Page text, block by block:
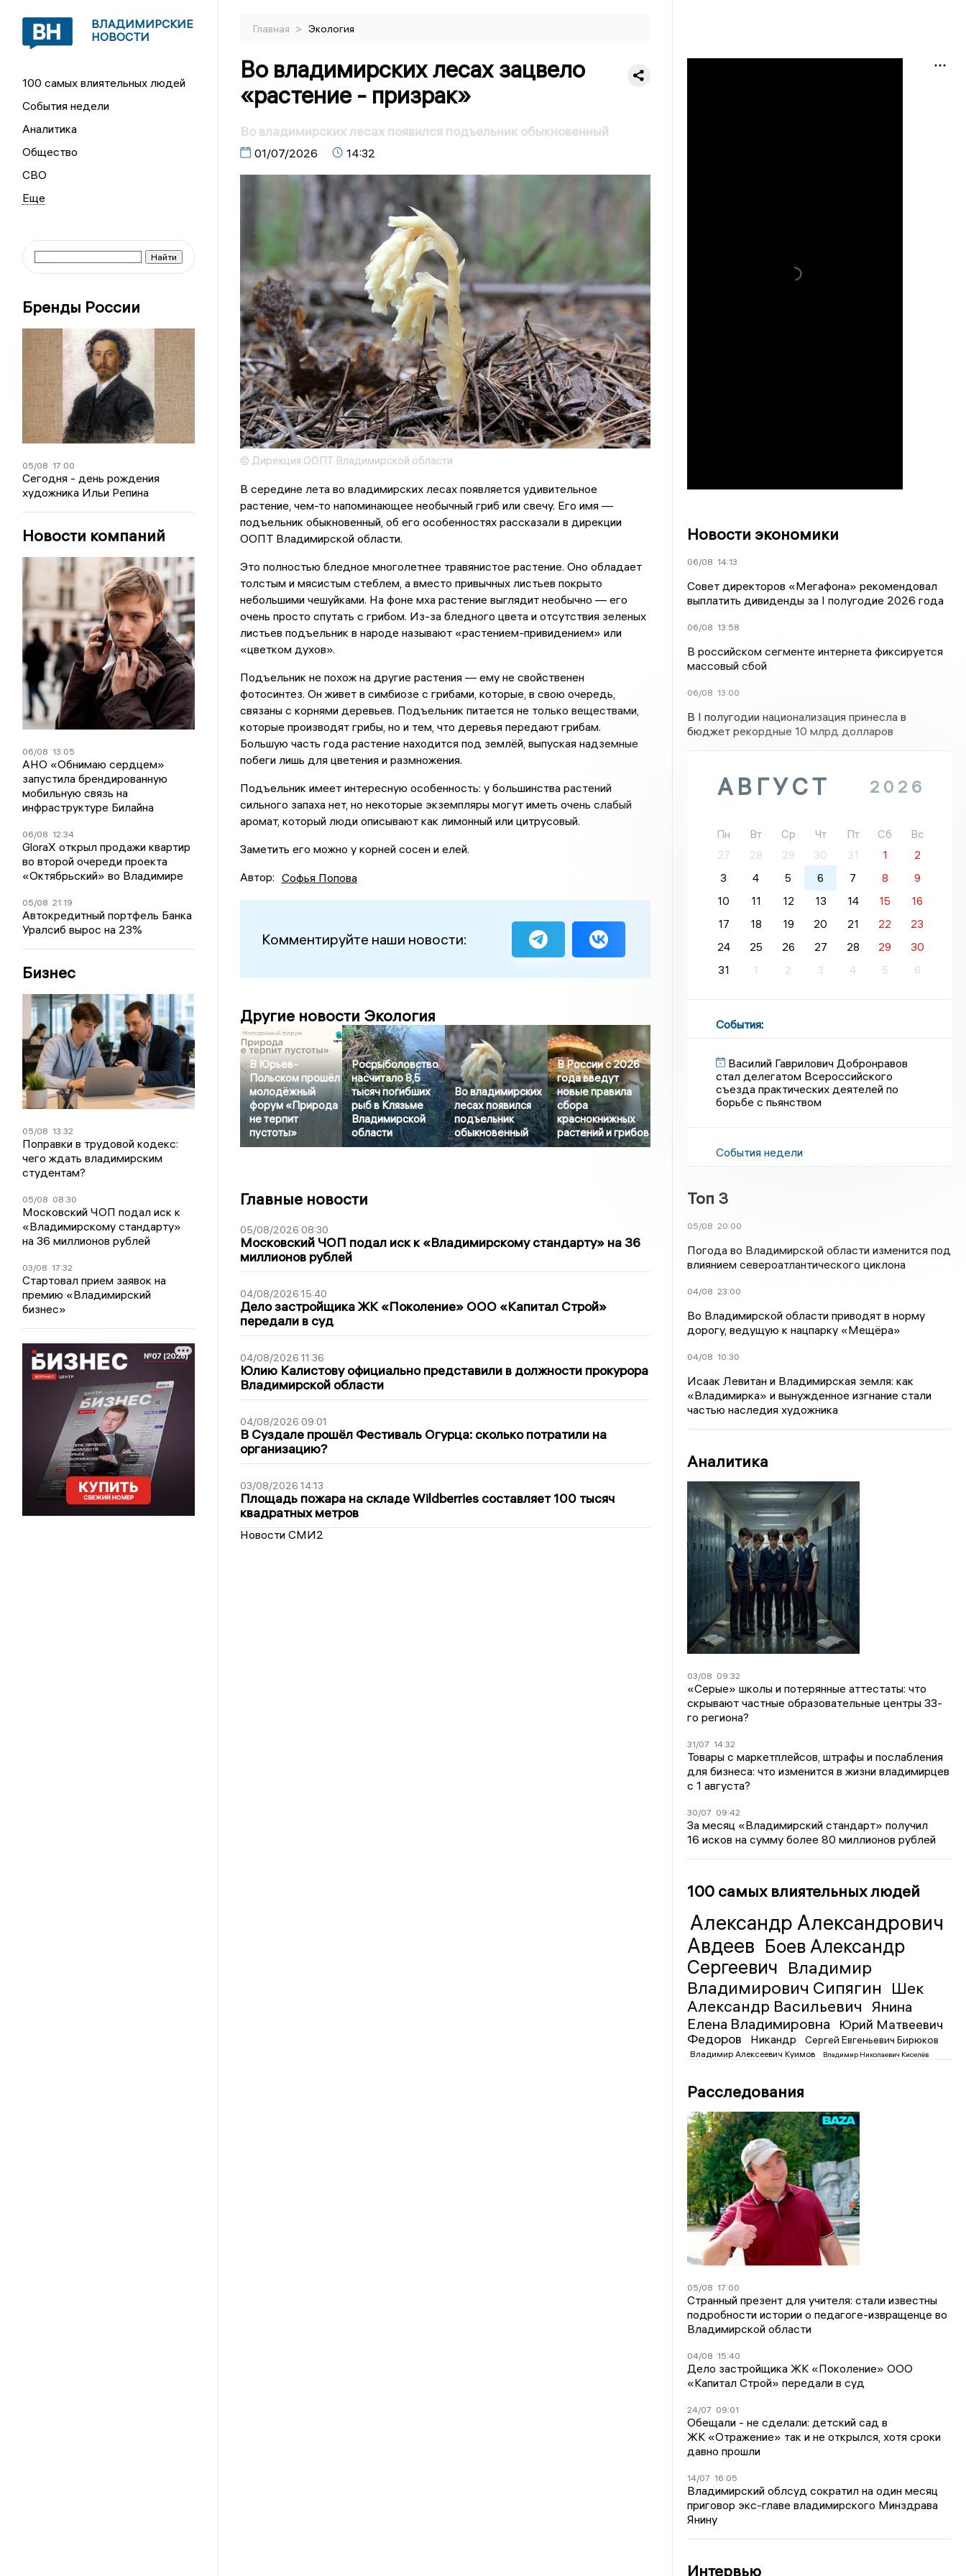
ВЛАДИМИРСКИЕ
НОВОСТИ
100 самых влиятельных людей
События недели
Аналитика
Общество
СВО
Бренды России
05/08 17:00
Сегодня - день рождения
художника Ильи Репина
Новости компаний
06/08 13:05
АНО «Обнимаю сердцем»
запустила брендированную
мобильную связь на
инфраструктуре Билайна
06/08 12:34
GloraX открыл продажи квартир
во второй очереди проекта
«Октябрьский» во Владимире
05/08 21:19
Автокредитный портфель Банка
Уралсиб вырос на 23%
Бизнес
05/08 13:32
Поправки в трудовой кодекс:
чего ждать владимирским
студентам?
05/08 08:30
Московский ЧОП подал иск к
«Владимирскому стандарту»
на 36 миллионов рублей
03/08 17:32
Стартовал прием заявок на
премию «Владимирский
бизнес»
Главная > Экология
Во владимирских лесах зацвело
«растение - призрак»
Во владимирских лесах появился подъельник обыкновенный
01/07/2026 14:32
© Дирекция ООПТ Владимирской области
В середине лета во владимирских лесах появляется удивительное
растение, чем-то напоминающее необычный гриб или свечу. Его имя —
подъельник обыкновенный, об его особенностях рассказали в дирекции
ООПТ Владимирской области.
Это полностью бледное многолетнее травянистое растение. Оно обладает
толстым и мясистым стеблем, а вместо привычных листьев покрыто
небольшими чешуйками. На фоне мха растение выглядит необычно — его
очень просто спутать с грибом. Из-за бледного цвета и отсутствия зеленых
листьев подъельник в народе называют «растением-привидением» или
«цветком духов».
Подъельник не похож на другие растения — ему не свойственен
фотосинтез. Он живет в симбиозе с грибами, которые, в свою очередь,
связаны с корнями деревьев. Подъельник питается не только веществами,
которые производят грибы, но и тем, что деревья передают грибам.
Большую часть года растение находится под землёй, выпуская надземные
побеги лишь для цветения и размножения.
Подъельник имеет интересную особенность: у большинства растений
сильного запаха нет, но некоторые экземпляры могут иметь очень слабый
аромат, который люди описывают как лимонный или цитрусовый.
Заметить его можно у корней сосен и елей.
Автор: Софья Попова
Комментируйте наши новости:
Другие новости Экология
В Юрьев-
Польском прошёл
молодёжный
форум «Природа
не терпит
пустоты»
Росрыболовство
насчитало 8,5
тысяч погибших
рыб в Клязьме
Владимирской
области
Во владимирских
лесах появился
подъельник
обыкновенный
В России с 2026
года введут
новые правила
сбора
краснокнижных
растений и грибов
Главные новости
05/08/2026 08:30
Московский ЧОП подал иск к «Владимирскому стандарту» на 36
миллионов рублей
04/08/2026 15:40
Дело застройщика ЖК «Поколение» ООО «Капитал Строй»
передали в суд
04/08/2026 11:36
Юлию Калистову официально представили в должности прокурора
Владимирской области
04/08/2026 09:01
В Суздале прошёл Фестиваль Огурца: сколько потратили на
организацию?
03/08/2026 14:13
Площадь пожара на складе Wildberries составляет 100 тысяч
квадратных метров
Новости СМИ2
Новости экономики
06/08 14:13
Совет директоров «Мегафона» рекомендовал
выплатить дивиденды за I полугодие 2026 года
06/08 13:58
В российском сегменте интернета фиксируется
массовый сбой
06/08 13:00
В I полугодии национализация принесла в
бюджет рекордные 10 млрд долларов
АВГУСТ 2026
Пн Вт Ср Чт Пт Сб
Вс
27
28 29 30 31 1
2
3
4 5 6 7 8
9
10
11 12 13 14 15
16
17
18 19 20 21 22
23
24
25 26 27 28 29
30
31
1 2 3 4 5 6
События:
Василий Гаврилович Добронравов
стал делегатом Всероссийского
съезда практических деятелей по
борьбе с пьянством
События недели
Топ 3
05/08 20:00
Погода во Владимирской области изменится под
влиянием североатлантического циклона
04/08 23:00
Во Владимирской области приводят в норму
дорогу, ведущую к нацпарку «Мещёра»
04/08 10:30
Исаак Левитан и Владимирская земля: как
«Владимирка» и вынужденное изгнание стали
частью наследия художника
Аналитика
03/08 09:32
«Серые» школы и потерянные аттестаты: что
скрывают частные образовательные центры 33-
го региона?
31/07 14:32
Товары с маркетплейсов, штрафы и послабления
для бизнеса: что изменится в жизни владимирцев
с 1 августа?
30/07 09:42
За месяц «Владимирский стандарт» получил
16 исков на сумму более 80 миллионов рублей
100 самых влиятельных людей
Александр Александрович
Авдеев Боев Александр
Сергеевич Владимир
Владимирович Сипягин Шек
Александр Васильевич
Янина
Елена Владимировна
Юрий Матвеевич
Федоров
Никандр Сергей Евгеньевич Бирюков
Владимир Алексеевич Куимов Владимир Николаевич Киселёв
Расследования
05/08 17:00
Странный презент для учителя: стали известны
подробности истории о педагоге-извращенце во
Владимирской области
04/08 15:40
Дело застройщика ЖК «Поколение» ООО
«Капитал Строй» передали в суд
24/07 09:01
Обещали - не сделали: детский сад в
ЖК «Отражение» так и не открылся, хотя сроки
давно прошли
14/07 16:05
Владимирский облсуд сократил на один месяц
приговор экс-главе владимирского Минздрава
Янину
Интервью